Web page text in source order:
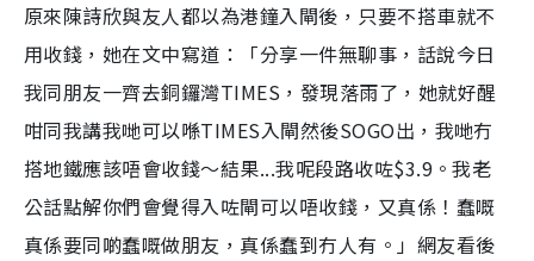
原來陳詩欣與友人都以為港鐘入閘後，只要不搭車就不
用收錢，她在文中寫道：「分享一件無聊事，話說今日
我同朋友一齊去銅鑼灣TIMES，發現落雨了，她就好醒
咁同我講我哋可以喺TIMES入閘然後SOGO出，我哋冇
搭地鐵應該唔會收錢～結果...我呢段路收咗$3.9。我老
公話點解你們會覺得入咗閘可以唔收錢，又真係！蠢嘅
真係要同啲蠢嘅做朋友，真係蠢到冇人有。」網友看後